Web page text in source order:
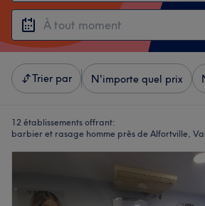
Trier par N'importe quel prix
12 établissements offrant:
barbier et rasage homme près de Alfortville,